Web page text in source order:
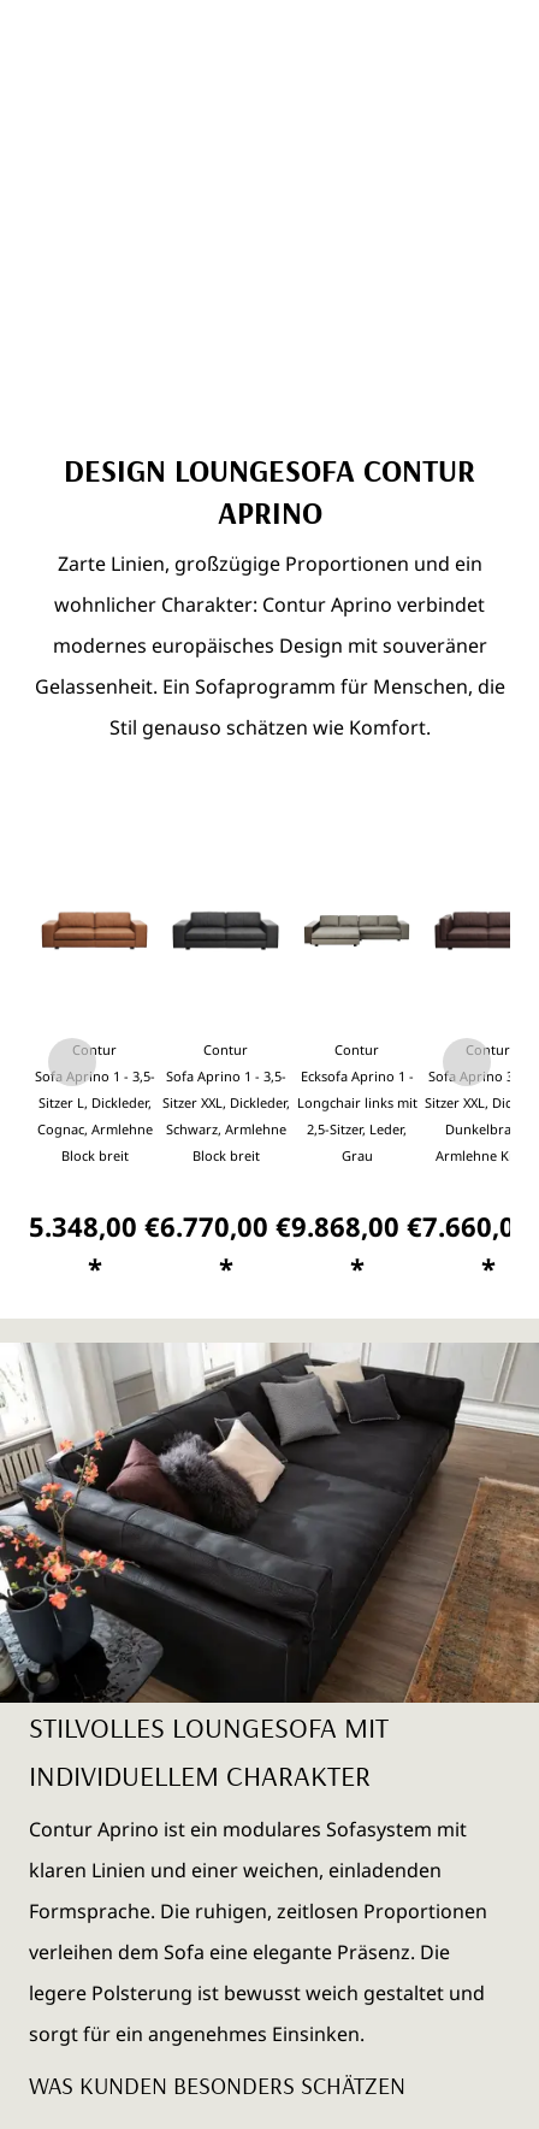
DESIGN LOUNGESOFA CONTUR
APRINO
Zarte Linien, großzügige Proportionen und ein
wohnlicher Charakter: Contur Aprino verbindet
modernes europäisches Design mit souveräner
Gelassenheit. Ein Sofaprogramm für Menschen, die
Stil genauso schätzen wie Komfort.
Contur
Sofa Aprino 1 - 3,5-
Sitzer L, Dickleder,
Cognac, Armlehne
Block breit
5.348,00 €
*
Contur
Sofa Aprino 1 - 3,5-
Sitzer XXL, Dickleder,
Schwarz, Armlehne
Block breit
6.770,00 €
*
Contur
Ecksofa Aprino 1 -
Longchair links mit
2,5-Sitzer, Leder,
Grau
9.868,00 €
*
Contur
Sofa Aprino 3 -
Sitzer XXL,
Dunkelbraun,
Armlehne Kissen
7.660,00
*
STILVOLLES LOUNGESOFA MIT
INDIVIDUELLEM CHARAKTER
Contur Aprino ist ein modulares Sofasystem mit
klaren Linien und einer weichen, einladenden
Formsprache. Die ruhigen, zeitlosen Proportionen
verleihen dem Sofa eine elegante Präsenz. Die
legere Polsterung ist bewusst weich gestaltet und
sorgt für ein angenehmes Einsinken.
WAS KUNDEN BESONDERS SCHÄTZEN